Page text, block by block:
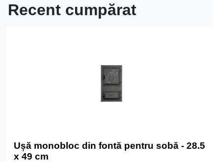
Recent cumpărat
Ușă monobloc din fontă pentru sobă - 28.5
x 49 cm